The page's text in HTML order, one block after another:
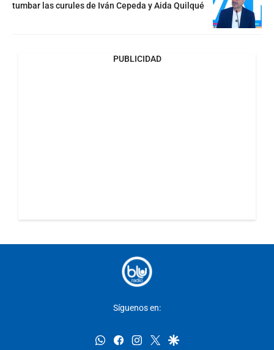
tumbar las curules de Iván Cepeda y Aida Quilqué
PUBLICIDAD
Síguenos en:
whatsappfacebookinstagram
twittergoogle